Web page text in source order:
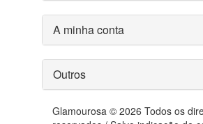
A minha conta
Outros
Glamourosa © 2026 Todos os